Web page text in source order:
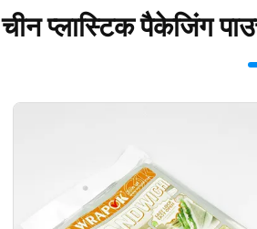
चीन प्लास्टिक पैकेजिंग